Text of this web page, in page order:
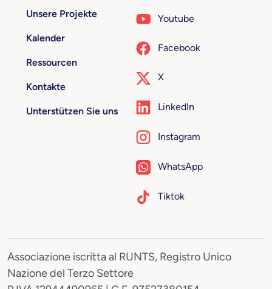
Unsere Projekte
Kalender
Ressourcen
Kontakte
Unterstützen Sie uns
Youtube
Facebook
X
LinkedIn
Instagram
WhatsApp
Tiktok
Associazione iscritta al RUNTS, Registro Unico
Nazione del Terzo Settore